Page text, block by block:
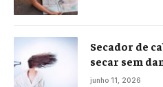
Secador de
secar sem
junho 11, 2026